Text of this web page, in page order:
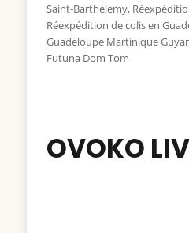
le
Saint-Barthélemy,
Réexpédition de colis en
Guadeloupe Martinique
Futuna Dom Tom
OVOKO